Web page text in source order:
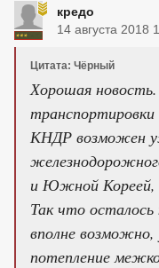
кредо
14 августа 2018
Цитата: Чёрный
Хорошая
КНДР возможен
и Южной Кореей,
Так что
вполне
потепление